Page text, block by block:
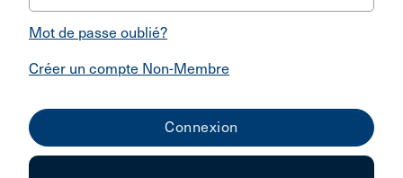
Mot de passe oublié?
Créer un compte Non-Membre